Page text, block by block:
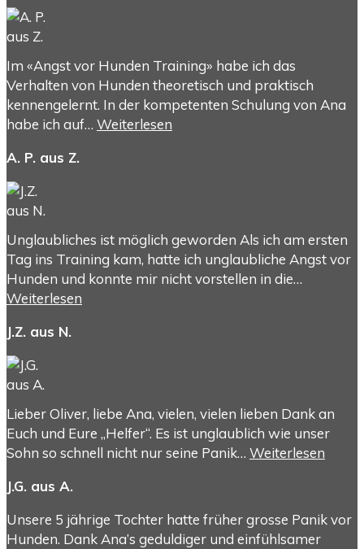
Im «Angst vor Hunden Training» habe ich das
Verhalten von Hunden theoretisch und praktisch
kennengelernt. In der kompetenten Schulung von Ana
habe ich auf… Weiterlesen
A. P. aus Z.
Unglaubliches ist möglich geworden Als ich am ersten
Tag ins Training kam, hatte ich unglaubliche Angst vor
Hunden und konnte mir nicht vorstellen in die…
Weiterlesen
J.Z. aus N.
Lieber Oliver, liebe Ana, vielen, vielen lieben Dank an
Euch und Eure „Helfer“. Es ist unglaublich wie unser
Sohn so schnell nicht nur seine Panik… Weiterlesen
J.G. aus A.
Unsere 5 jährige Tochter hatte früher grosse Panik vor
Hunden. Dank Ana’s geduldiger und einfühlsamer